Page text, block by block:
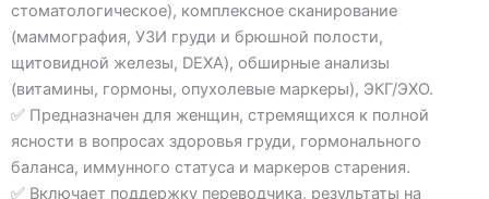
стоматологическое), комплексное сканирование
(маммография, УЗИ груди и брюшной полости,
щитовидной железы, DEXA), обширные анализы
(витамины, гормоны, опухолевые маркеры), ЭКГ/ЭХО.
✅ Предназначен для женщин, стремящихся к полной
ясности в вопросах здоровья груди, гормонального
баланса, иммунного статуса и маркеров старения.
✅ Включает поддержку переводчика, результаты на